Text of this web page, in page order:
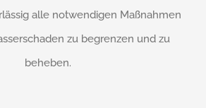
alle notwendigen Maßnahmen
zu begrenzen und zu
beheben.